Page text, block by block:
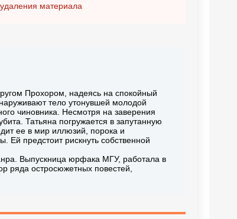
материала
Прохором, надеясь на спокойный
тело утонувшей молодой
чиновника. Несмотря на заверения
Татьяна погружается в запутанную
ее в мир иллюзий, порока и
Ей предстоит рискнуть собственной
Выпускница юрфака МГУ, работала в
ряда остросюжетных повестей,